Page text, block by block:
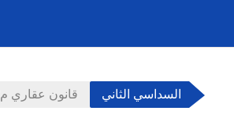
قانون عقاري م2 السداسي الثاني